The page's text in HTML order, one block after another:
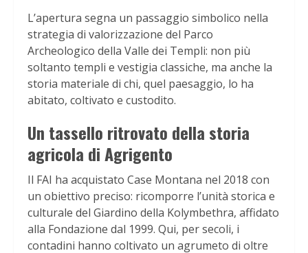
L’apertura segna un passaggio simbolico nella
strategia di valorizzazione del Parco
Archeologico della Valle dei Templi: non più
soltanto templi e vestigia classiche, ma anche la
storia materiale di chi, quel paesaggio, lo ha
abitato, coltivato e custodito.
Un tassello ritrovato della storia
agricola di Agrigento
Il FAI ha acquistato Case Montana nel 2018 con
un obiettivo preciso: ricomporre l’unità storica e
culturale del Giardino della Kolymbethra, affidato
alla Fondazione dal 1999. Qui, per secoli, i
contadini hanno coltivato un agrumeto di oltre